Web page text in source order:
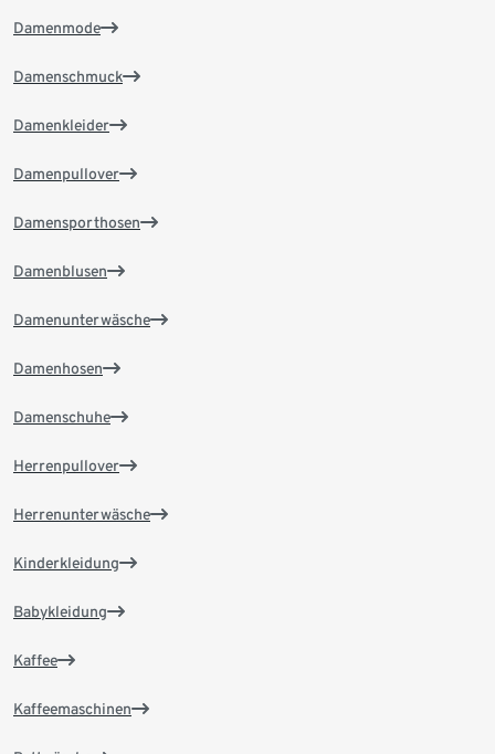
Damenmode
Damenschmuck
Damenkleider
Damenpullover
Damensporthosen
Damenblusen
Damenunterwäsche
Damenhosen
Damenschuhe
Herrenpullover
Herrenunterwäsche
Kinderkleidung
Babykleidung
Kaffee
Kaffeemaschinen